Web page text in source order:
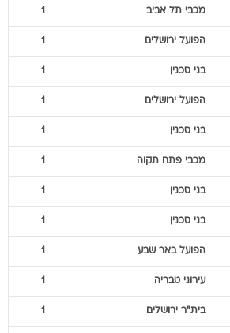
מכבי תל אביב 1
הפועל ירושלים 1
בני סכנין 1
הפועל ירושלים 1
בני סכנין 1
מכבי פתח תקוה 1
בני סכנין 1
בני סכנין 1
הפועל באר שבע 1
עירוני טבריה 1
בית"ר ירושלים 1